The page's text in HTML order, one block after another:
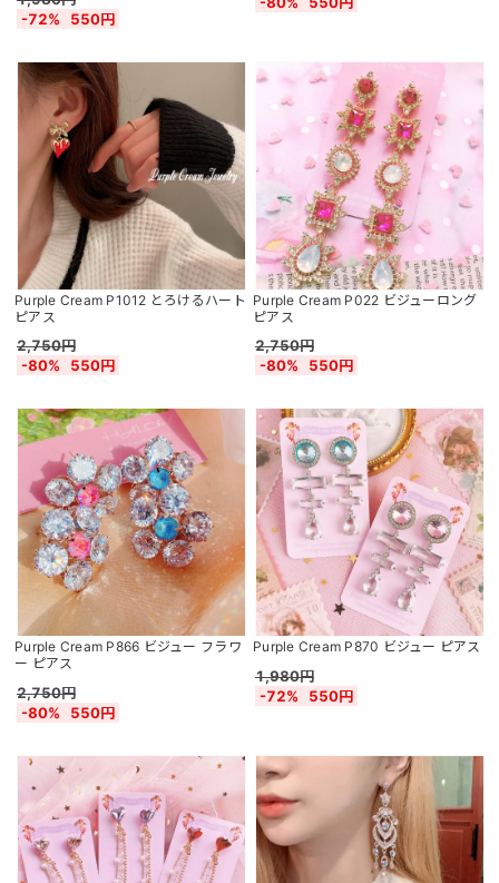
-72%
550円
Purple Cream P1012 とろけるハート
ピアス
2,750円
-80%
550円
Purple Cream P022 ビジューロング
ピアス
2,750円
-80%
550円
Purple Cream P866 ビジュー フラワ
ー ピアス
2,750円
-80%
550円
Purple Cream P870 ビジュー ピアス
1,980円
-72%
550円